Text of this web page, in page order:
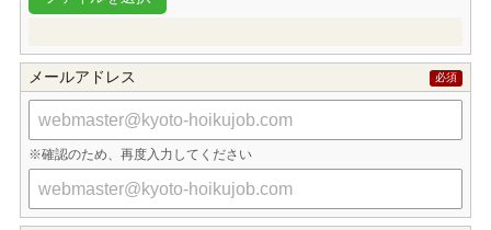
メールアドレス
確認のため、再度入力してください